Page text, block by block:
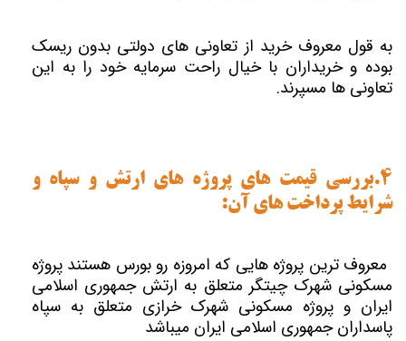
به قول معروف خرید از تعاونی های دولتی بدون ریسک
بوده و خریداران با خیال راحت سرمایه خود را به این
تعاونی ها مسپرند.
4.بررسی قیمت های پروژه های ارتش و سپاه و
شرایط پرداخت های آن:
معروف ترین پروژه هایی که امروزه رو بورس هستند پروژه
مسکونی شهرک چیتگر متعلق به ارتش جمهوری اسلامی
ایران و پروژه مسکونی شهرک خرازی متعلق به سپاه
پاسداران جمهوری اسلامی ایران میباشد